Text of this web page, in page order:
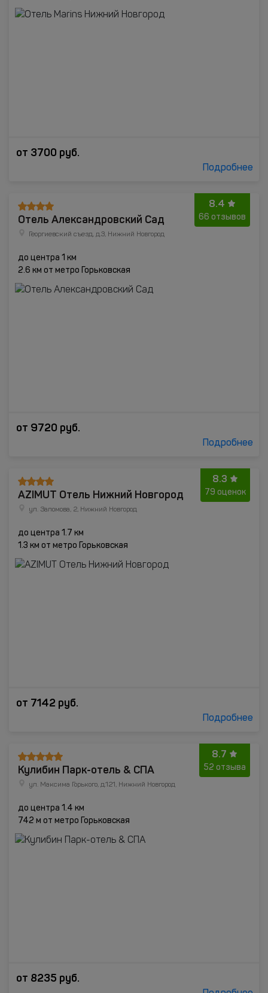
от 3700 руб.
Подробнее
8.4
66 отзывов
Отель Александровский Сад
Георгиевский съезд, д.3, Нижний Новгород
до центра 1 км
2.6 км от метро Горьковская
от 9720 руб.
Подробнее
8.3
79 оценок
AZIMUT Отель Нижний Новгород
ул. Заломова, 2, Нижний Новгород
до центра 1.7 км
1.3 км от метро Горьковская
от 7142 руб.
Подробнее
8.7
52 отзыва
Кулибин Парк-отель & СПА
ул. Максима Горького, д.121, Нижний Новгород
до центра 1.4 км
742 м от метро Горьковская
от 8235 руб.